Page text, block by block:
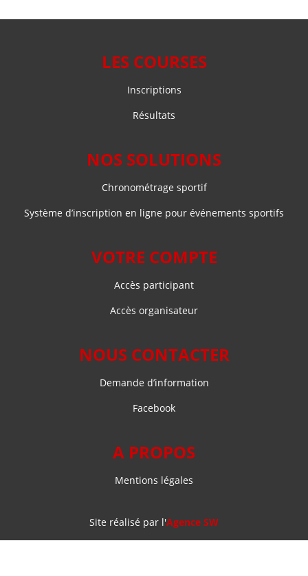
LES COURSES
Inscriptions
Résultats
NOS SOLUTIONS
Chronométrage sportif
Système d’inscription en ligne pour événements sportifs
VOTRE COMPTE
Accès participant
Accès organisateur
NOUS CONTACTER
Demande d’information
Facebook
A PROPOS
Mentions légales
Site réalisé par l'Agence SW